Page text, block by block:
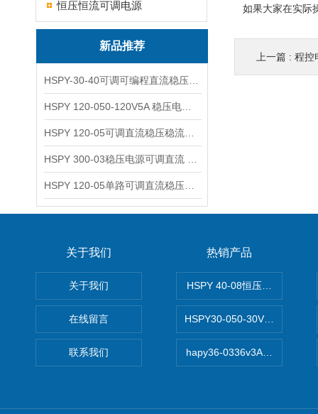
恒压恒流可调电源
新品推荐
如果大家在实际
上一篇 : 程控
关于我们
关于我们
在线留言
联系我们
热销产品
HSPY 40-08恒压恒流恒功率
HSPY30-050-30V/-05A可调
hapy36-0336v3A高精度小型